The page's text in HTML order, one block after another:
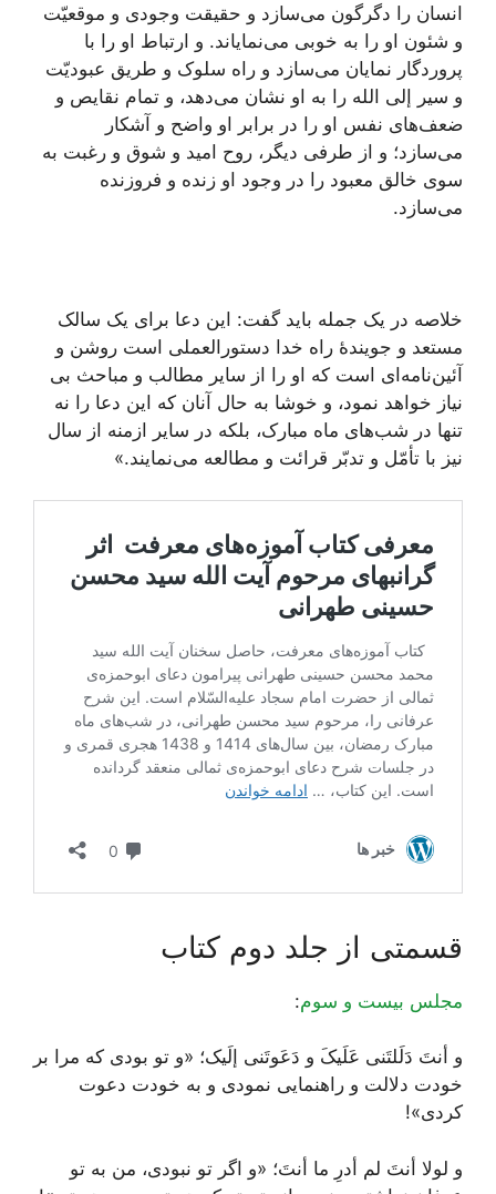
انسان را دگرگون می‌سازد و حقیقت وجودی و موقعیّت
و شئون او را به خوبی می‌نمایاند. و ارتباط او را با
پروردگار نمایان می‌سازد و راه سلوک و طریق عبودیّت
و سیر إلی الله را به او نشان می‌دهد، و تمام نقایص و
ضعف‌های نفس او را در برابر او واضح و آشکار
می‌سازد؛ و از طرفی دیگر، روح امید و شوق و رغبت به
سوی خالق معبود را در وجود او زنده و فروزنده
می‌سازد.
خلاصه در یک جمله باید گفت: این دعا برای یک سالک
مستعد و جویندۀ راه خدا دستورالعملی است روشن و
آئین‌نامه‌ای است که او را از سایر مطالب و مباحث بی
نیاز خواهد نمود، و خوشا به حال آنان که این دعا را نه
تنها در شب‌های ماه مبارک، بلکه در سایر ازمنه از سال
نیز با تأمّل و تدبّر قرائت و مطالعه می‌نمایند.»
قسمتی از جلد دوم کتاب
مجلس بیست و سوم:
و أنتَ دَلَلتَنی عَلَیکَ و دَعَوتَنی إلَیک؛ «و تو بودی که مرا بر
خودت دلالت و راهنمایی نمودی و به خودت دعوت
کردی»!
و لولا أنتَ لم أدرِ ما أنتَ؛ «و اگر تو نبودی، من به تو